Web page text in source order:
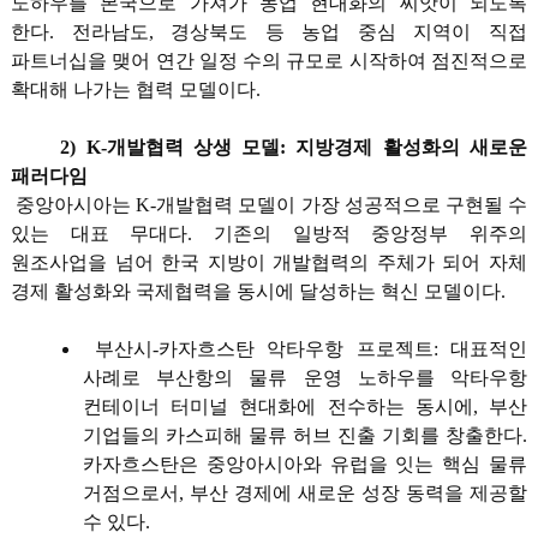
한다. 전라남도, 경상북도 등 농업 중심 지역이 직접
파트너십을 맺어 연간 일정 수의 규모로 시작하여 점진적으로
확대해 나가는 협력 모델이다.
2) K-개발협력 상생 모델: 지방경제 활성화의 새로운
패러다임
중앙아시아는 K-개발협력 모델이 가장 성공적으로 구현될 수
있는 대표 무대다. 기존의 일방적 중앙정부 위주의
원조사업을 넘어 한국 지방이 개발협력의 주체가 되어 자체
경제 활성화와 국제협력을 동시에 달성하는 혁신 모델이다.
부산시-카자흐스탄 악타우항 프로젝트: 대표적인
사례로 부산항의 물류 운영 노하우를 악타우항
컨테이너 터미널 현대화에 전수하는 동시에, 부산
기업들의 카스피해 물류 허브 진출 기회를 창출한다.
카자흐스탄은 중앙아시아와 유럽을 잇는 핵심 물류
거점으로서, 부산 경제에 새로운 성장 동력을 제공할
수 있다.